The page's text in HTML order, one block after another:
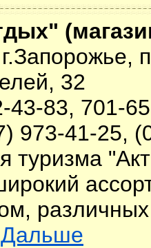
32
43-83, 701-
973-41-25,
туризма
Дальше